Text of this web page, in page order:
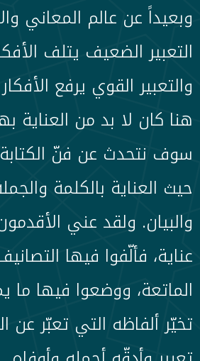
وبعيداً عن عالم المعاني
التعبير الضعيف يتلف
والتعبير القوي يرفع
هنا كان لا بد من العناية
سوف نتحدث عن فنّ
حيث العناية بالكلمة
والبيان. ولقد عني
عناية، فألّفوا فيها
الماتعة، ووضعوا فيها ما
تخيّر ألفاظه التي تعبّر